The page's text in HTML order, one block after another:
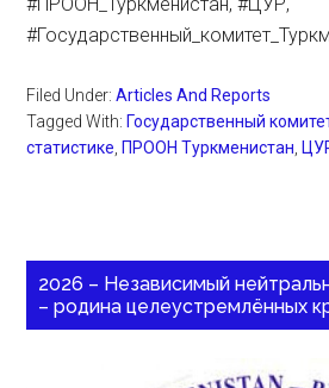
Filed Under:Articles And Reports
Tagged With: Государственный
статистике ПРООН Туркменистан
2026 – Независимый
– родина целеустремлённых